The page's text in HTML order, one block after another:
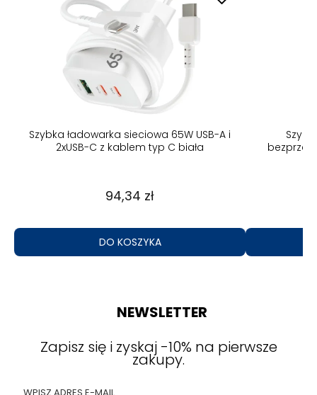
Szybka ładowarka indukcyjna
bezprzewodowa do Magsafe Iphone
37,10 zł
DO KOSZYKA
Folia
NEWSLETTER
Zapisz się i zyskaj -10% na pierwsze
zakupy.